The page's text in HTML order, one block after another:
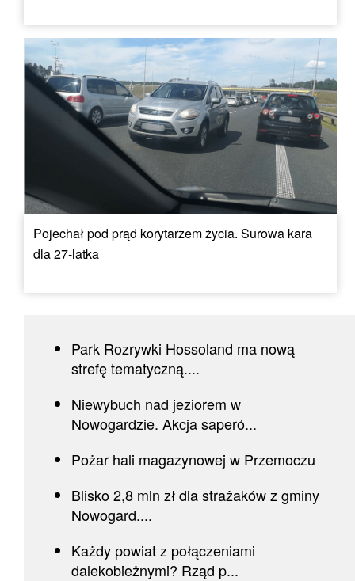
Pojechał pod prąd korytarzem życia. Surowa kara
dla 27-latka
Park Rozrywki Hossoland ma nową
strefę tematyczną....
Niewybuch nad jeziorem w
Nowogardzie. Akcja saperó...
Pożar hali magazynowej w Przemoczu
Blisko 2,8 mln zł dla strażaków z gminy
Nowogard....
Każdy powiat z połączeniami
dalekobieżnymi? Rząd p...